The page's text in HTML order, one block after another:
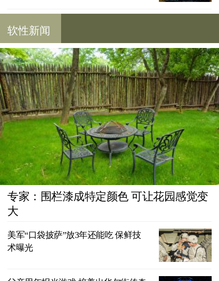
软性新闻
专家：围栏漆成特定颜色 可让花园感觉变
大
美军“口袋披萨”放3年还能吃 保鲜技
术曝光